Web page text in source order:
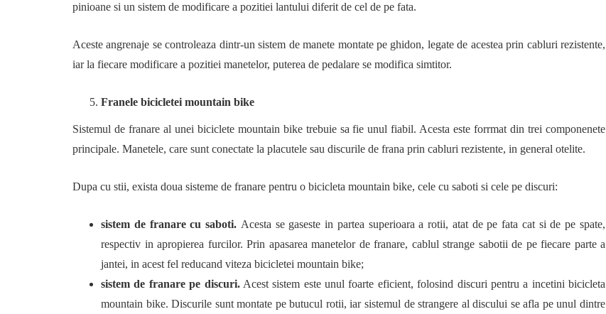
pinioane si un sistem de modificare a pozitiei lantului diferit de cel de pe fata.
Aceste angrenaje se controleaza dintr-un sistem de manete montate pe ghidon, legate de acestea prin cabluri rezistente,
iar la fiecare modificare a pozitiei manetelor, puterea de pedalare se modifica simtitor.
Franele bicicletei mountain bike
Sistemul de franare al unei biciclete mountain bike trebuie sa fie unul fiabil. Acesta este forrmat din trei componenete
principale. Manetele, care sunt conectate la placutele sau discurile de frana prin cabluri rezistente, in general otelite.
Dupa cu stii, exista doua sisteme de franare pentru o bicicleta mountain bike, cele cu saboti si cele pe discuri:
sistem de franare cu saboti. Acesta se gaseste in partea superioara a rotii, atat de pe fata cat si de pe spate,
respectiv in apropierea furcilor. Prin apasarea manetelor de franare, cablul strange sabotii de pe fiecare parte a
jantei, in acest fel reducand viteza bicicletei mountain bike;
sistem de franare pe discuri.Acest sistem este unul foarte eficient, folosind discuri pentru a incetini bicicleta
mountain bike. Discurile sunt montate pe butucul rotii, iar sistemul de strangere al discului se afla pe unul dintre